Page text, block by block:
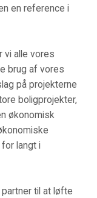
en reference i
vi alle vores
brug af vores
på projekterne
boligprojekter,
økonomisk
langt i
til at løfte